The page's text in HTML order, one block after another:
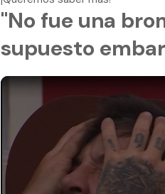
"No fue una
supuesto